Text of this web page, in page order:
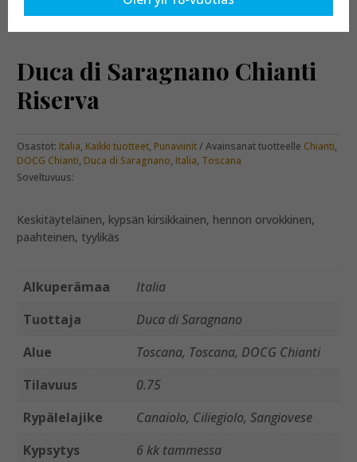
Duca di Saragnano Chianti
Riserva
Osastot: Italia, Kaikki tuotteet, Punaviinit Avainsanat tuotteelle Chianti,
DOCG Chianti, Duca di Saragnano, Italia, Toscana
Soveltuvuus:
Keskitäyteläinen, kypsän kirsikkainen, hennon orvokkinen,
paahteinen, tyylikäs
Alkuperämaa
Italia
Tuottaja
Duca di Saragnano
Alue
Toscana, Toscana, DOCG Chianti
Tilavuus
0.75
Rypälelajike
Canaiolo, Ciliegiolo, Sangiovese
Kypsytys
6 kk tammessa